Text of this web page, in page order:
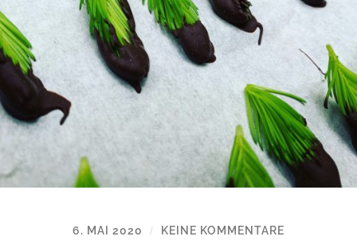
6. MAI 2020 / KEINE KOMMENTARE